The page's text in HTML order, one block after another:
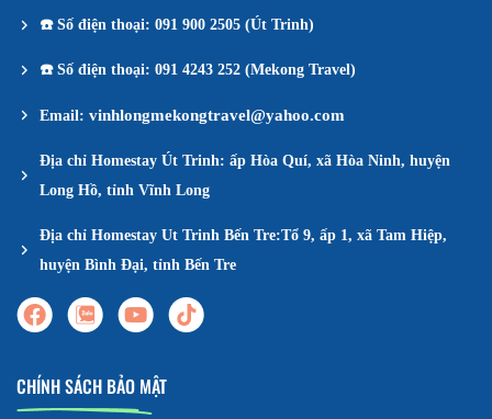
☎️Số điện thoại: 091 900 2505 (Út Trinh)
☎️Số điện thoại: 091 4243 252 (Mekong Travel)
Email: vinhlongmekongtravel@yahoo.com
Địa chỉ Homestay Út Trinh: ấp Hòa Quí, xã Hòa Ninh, huyện
Long Hồ, tỉnh Vĩnh Long
Địa chỉ Homestay Ut Trinh Bến Tre:Tổ 9, ấp 1, xã Tam Hiệp,
huyện Bình Đại, tỉnh Bến Tre
CHÍNH SÁCH BẢO MẬT